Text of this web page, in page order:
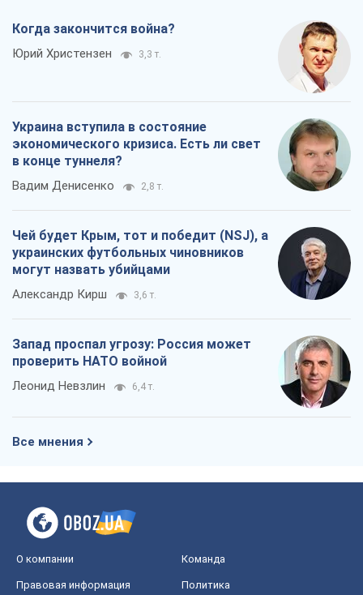
Когда закончится война?
Юрий Христензен 3,3 т.
Украина вступила в состояние
экономического кризиса. Есть ли свет
в конце туннеля?
Вадим Денисенко 2,8 т.
Чей будет Крым, тот и победит (NSJ), а
украинских футбольных чиновников
могут назвать убийцами
Александр Кирш 3,6 т.
Запад проспал угрозу: Россия может
проверить НАТО войной
Леонид Невзлин 6,4 т.
Все мнения
О компании Команда
Правовая информация
Политика